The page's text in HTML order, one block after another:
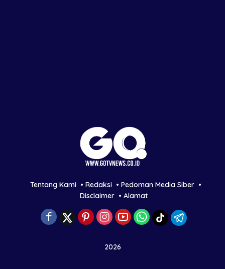
Tentang Kami Redaksi
Pedoman Media Siber
Disclaimer
Alamat
2026